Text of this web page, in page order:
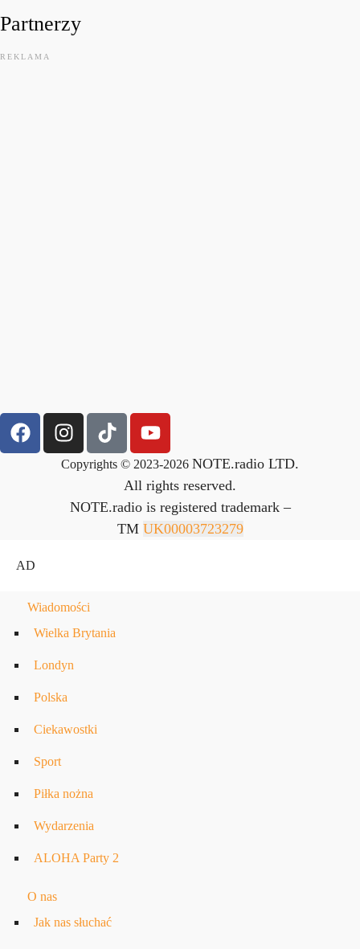
Partnerzy
Copyrights © 2023-2026 NOTE.radio LTD.
All rights reserved.
NOTE.radio is registered trademark –
TM UK00003723279
AD
Wiadomości
Wielka Brytania
Londyn
Polska
Ciekawostki
Sport
Piłka nożna
Wydarzenia
ALOHA Party 2
O nas
Jak nas słuchać